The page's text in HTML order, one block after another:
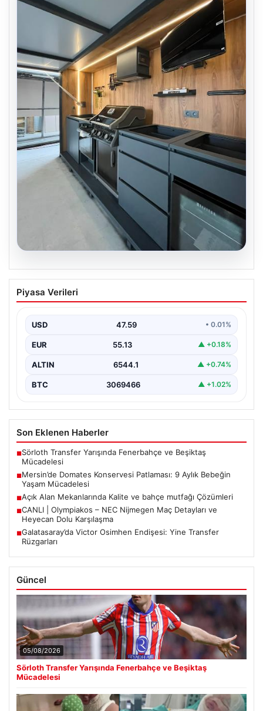
Açık Alan Mekanlarında Kalite ve bahçe
mutfağı Çözümleri
evlerin en önemli alanlarından biri haline gelmiştir.
Yeşille…
Piyasa Verileri
USD 47.59 • 0.01%
EUR 55.13 ▲ +0.18%
ALTIN 6544.1 ▲ +0.74%
BTC 3069466 ▲ +1.02%
Son Eklenen Haberler
■Sörloth Transfer Yarışında Fenerbahçe ve Beşiktaş
Mücadelesi
■Mersin’de Domates Konservesi Patlaması: 9 Aylık Bebeğin
Yaşam Mücadelesi
■Açık Alan Mekanlarında Kalite ve bahçe mutfağı Çözümleri
■CANLI | Olympiakos – NEC Nijmegen Maç Detayları ve
Heyecan Dolu Karşılaşma
■Galatasaray’da Victor Osimhen Endişesi: Yine Transfer
Rüzgarları
Güncel
05/08/2026
Sörloth Transfer Yarışında Fenerbahçe ve Beşiktaş
Mücadelesi